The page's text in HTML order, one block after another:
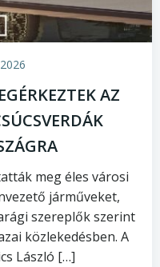
AZ
meg éles városi
járműveket,
szereplők szerint
közlekedésben. A
László […]